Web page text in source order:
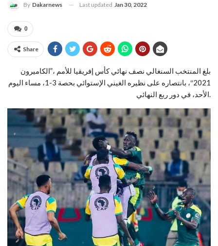
By Dakarnews Last updated Jan 30, 2022
0
Share
بلغ المنتخب السنغالي نصف نهائي كأس إفريقيا للأمم ،”الكاميرون
2021″، بانتصاره على نظيره الغيني الإستوائي بحصة 3-1، مساء اليوم
الأحد، في دور ربع النهائي.